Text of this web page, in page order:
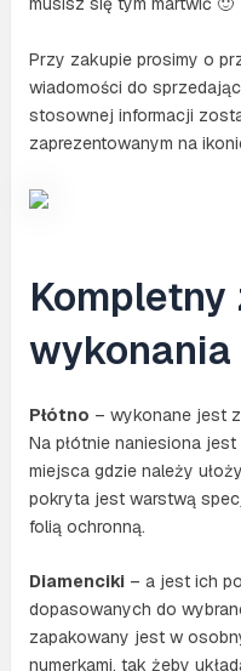
Przy zakupie prosimy o
wiadomości do
stosownej informacji
zaprezentowanym na
wykonania
Płótno – wykonane jest
Na płótnie naniesiona
miejsca gdzie należy
pokryta jest warstwą
folią ochronną.
Diamenciki– a jest ich
dopasowanych do
zapakowany jest w
numerkami, tak żeby